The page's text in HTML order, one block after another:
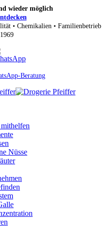
wieder möglich
• Chemikalien • Familienbetrieb
Beratung
Nüsse